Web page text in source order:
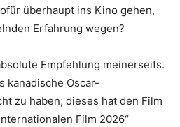
überhaupt ins Kino gehen,
Erfahrung wegen?
Empfehlung meinerseits.
kanadische Oscar-
zu haben; dieses hat den Film
Film 2026“